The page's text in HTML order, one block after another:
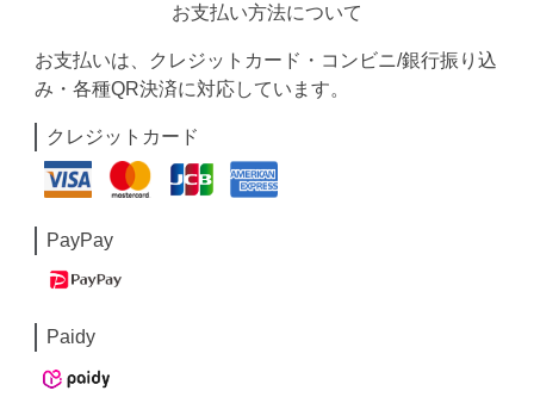
お支払い方法について
お支払いは、クレジットカード・コンビニ/銀行振り込
み・各種QR決済に対応しています。
クレジットカード
PayPay
Paidy